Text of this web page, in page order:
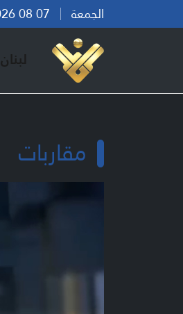
الجمعة
لبنان
مقاربات